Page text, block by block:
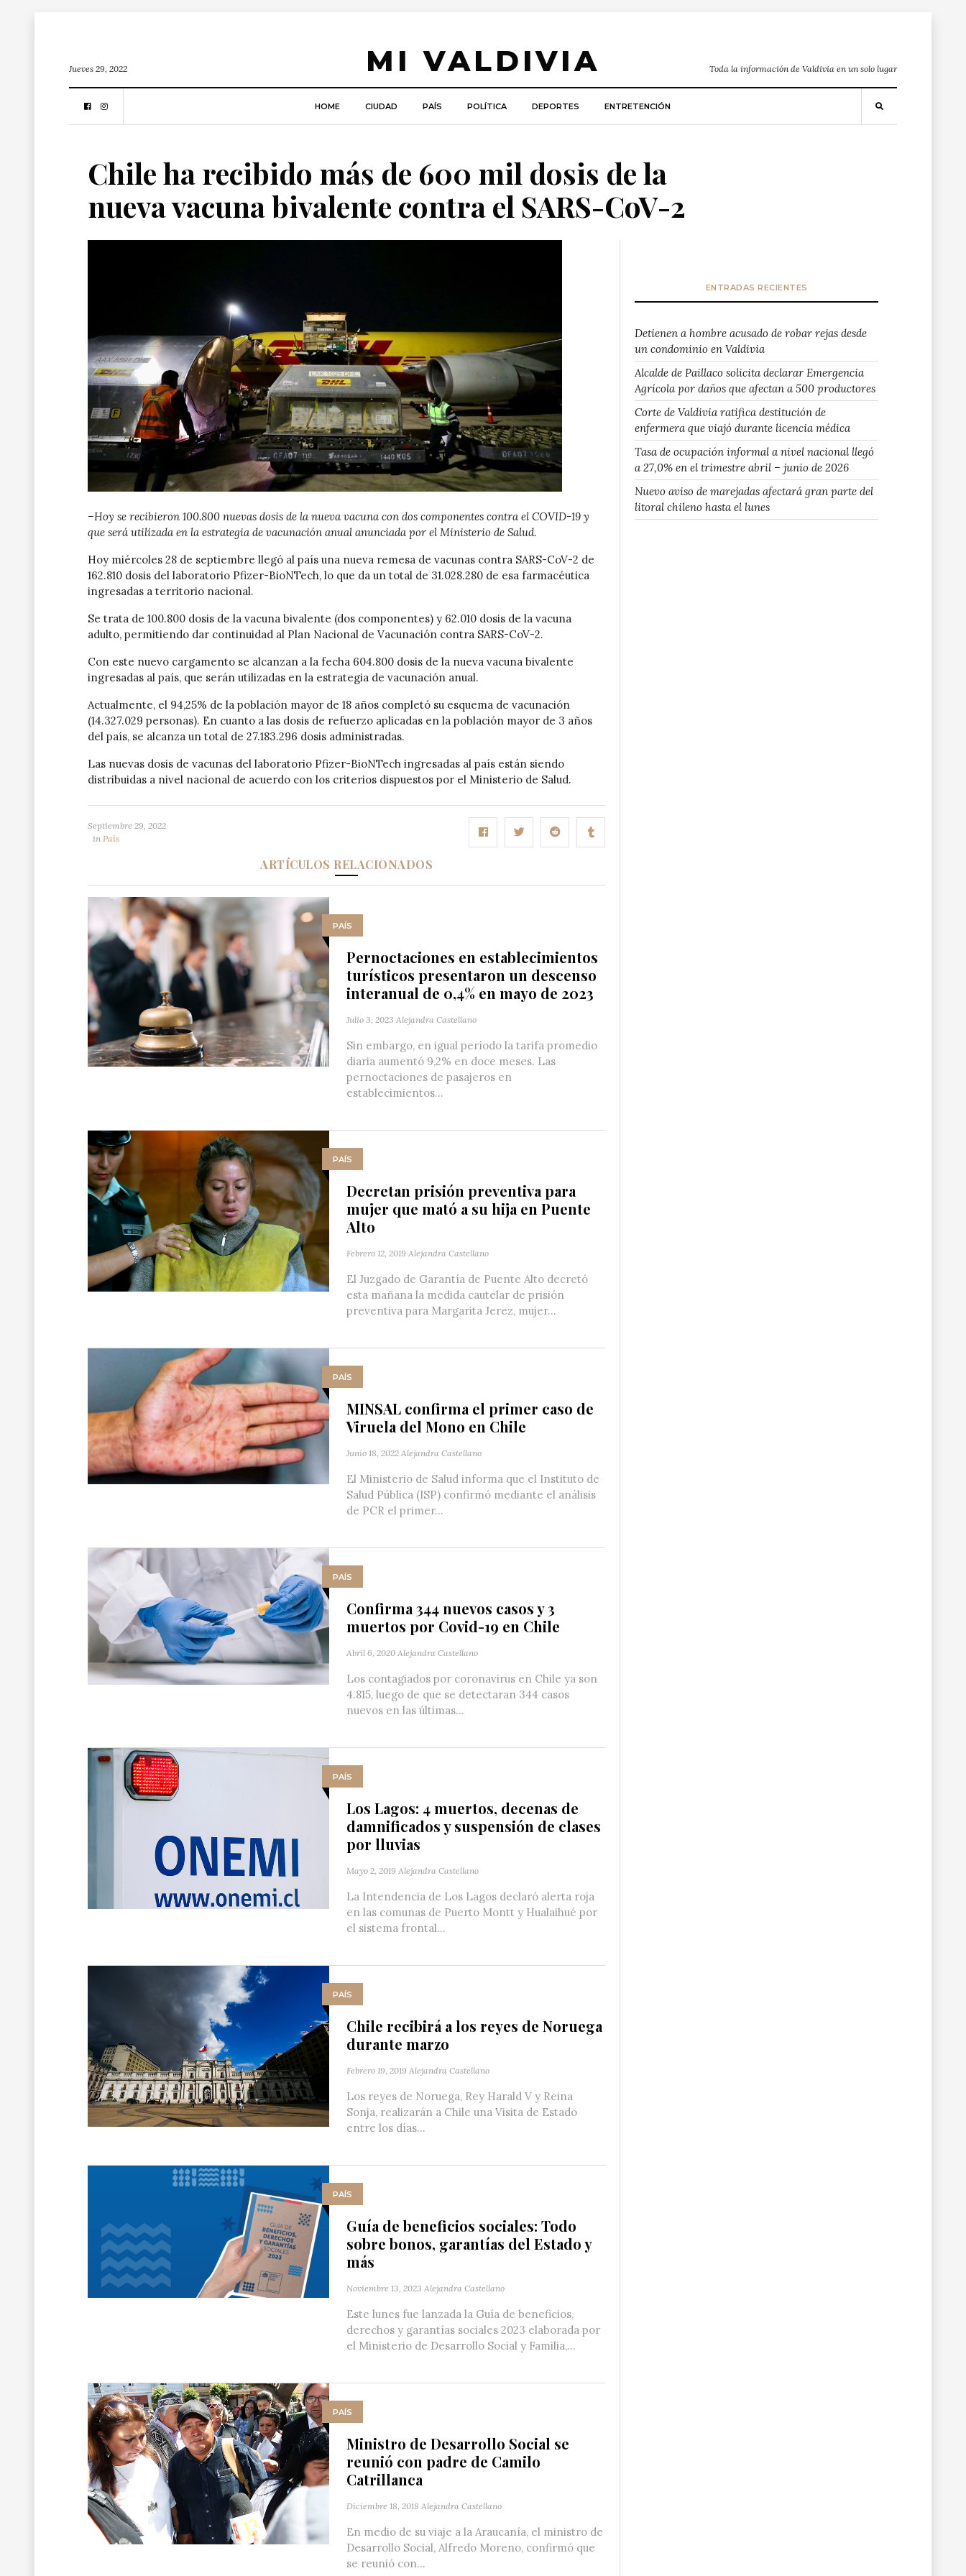
MI VALDIVIA
Jueves 29, 2022 Toda la información de Valdivia en un solo lugar
HOME CIUDAD PAÍS POLÍTICA DEPORTES ENTRETENCIÓN
Chile ha recibido más de 600 mil dosis de la
nueva vacuna bivalente contra el SARS-CoV-2
–Hoy se recibieron 100.800 nuevas dosis de la nueva vacuna con dos componentes contra el COVID-19 y
que será utilizada en la estrategia de vacunación anual anunciada por el Ministerio de Salud.
Hoy miércoles 28 de septiembre llegó al país una nueva remesa de vacunas contra SARS-CoV-2 de
162.810 dosis del laboratorio Pfizer-BioNTech, lo que da un total de 31.028.280 de esa farmacéutica
ingresadas a territorio nacional.
Se trata de 100.800 dosis de la vacuna bivalente (dos componentes) y 62.010 dosis de la vacuna
adulto, permitiendo dar continuidad al Plan Nacional de Vacunación contra SARS-CoV-2.
Con este nuevo cargamento se alcanzan a la fecha 604.800 dosis de la nueva vacuna bivalente
ingresadas al país, que serán utilizadas en la estrategia de vacunación anual.
Actualmente, el 94,25% de la población mayor de 18 años completó su esquema de vacunación
(14.327.029 personas). En cuanto a las dosis de refuerzo aplicadas en la población mayor de 3 años
del país, se alcanza un total de 27.183.296 dosis administradas.
Las nuevas dosis de vacunas del laboratorio Pfizer-BioNTech ingresadas al país están siendo
distribuidas a nivel nacional de acuerdo con los criterios dispuestos por el Ministerio de Salud.
Septiembre 29, 2022
in País
ARTÍCULOS RELACIONADOS
PAÍS
Pernoctaciones en establecimientos
turísticos presentaron un descenso
interanual de 0,4% en mayo de 2023
Julio 3, 2023 Alejandra Castellano
Sin embargo, en igual período la tarifa promedio
diaria aumentó 9,2% en doce meses. Las
pernoctaciones de pasajeros en
establecimientos...
PAÍS
Decretan prisión preventiva para
mujer que mató a su hija en Puente
Alto
Febrero 12, 2019 Alejandra Castellano
El Juzgado de Garantía de Puente Alto decretó
esta mañana la medida cautelar de prisión
preventiva para Margarita Jerez, mujer...
PAÍS
MINSAL confirma el primer caso de
Viruela del Mono en Chile
Junio 18, 2022 Alejandra Castellano
El Ministerio de Salud informa que el Instituto de
Salud Pública (ISP) confirmó mediante el análisis
de PCR el primer...
PAÍS
Confirma 344 nuevos casos y 3
muertos por Covid-19 en Chile
Abril 6, 2020 Alejandra Castellano
Los contagiados por coronavirus en Chile ya son
4.815, luego de que se detectaran 344 casos
nuevos en las últimas...
PAÍS
Los Lagos: 4 muertos, decenas de
damnificados y suspensión de clases
por lluvias
Mayo 2, 2019 Alejandra Castellano
La Intendencia de Los Lagos declaró alerta roja
en las comunas de Puerto Montt y Hualaihué por
el sistema frontal...
PAÍS
Chile recibirá a los reyes de Noruega
durante marzo
Febrero 19, 2019 Alejandra Castellano
Los reyes de Noruega, Rey Harald V y Reina
Sonja, realizarán a Chile una Visita de Estado
entre los días...
PAÍS
Guía de beneficios sociales: Todo
sobre bonos, garantías del Estado y
más
Noviembre 13, 2023 Alejandra Castellano
Este lunes fue lanzada la Guía de beneficios,
derechos y garantías sociales 2023 elaborada por
el Ministerio de Desarrollo Social y Familia,...
PAÍS
Ministro de Desarrollo Social se
reunió con padre de Camilo
Catrillanca
Diciembre 18, 2018 Alejandra Castellano
En medio de su viaje a la Araucanía, el ministro de
Desarrollo Social, Alfredo Moreno, confirmó que
se reunió con...
ENTRADAS RECIENTES
Detienen a hombre acusado de robar rejas desde
un condominio en Valdivia
Alcalde de Paillaco solicita declarar Emergencia
Agrícola por daños que afectan a 500 productores
Corte de Valdivia ratifica destitución de
enfermera que viajó durante licencia médica
Tasa de ocupación informal a nivel nacional llegó
a 27,0% en el trimestre abril – junio de 2026
Nuevo aviso de marejadas afectará gran parte del
litoral chileno hasta el lunes